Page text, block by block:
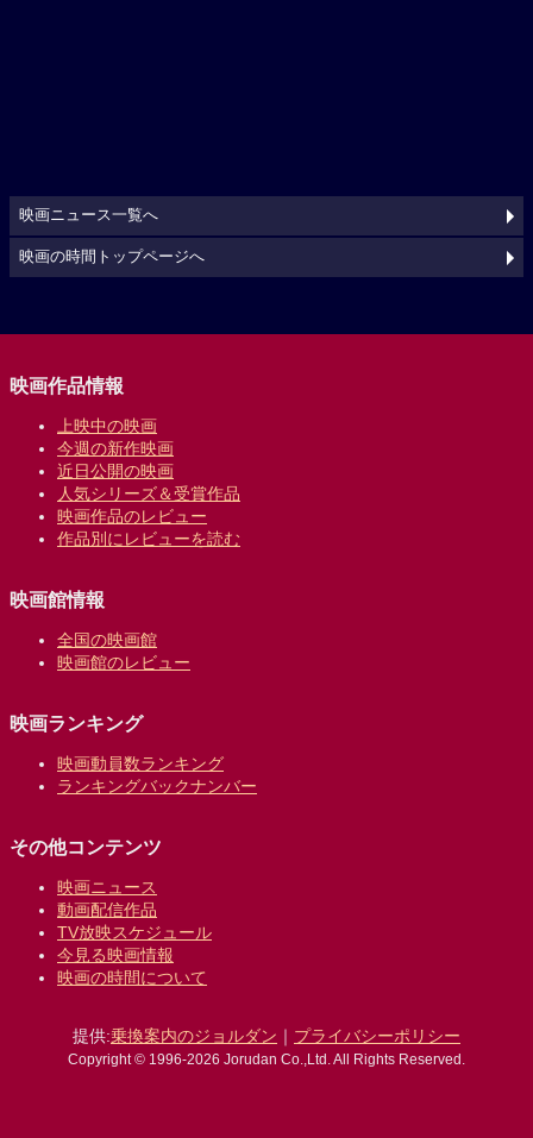
映画ニュース一覧へ
映画の時間トップページへ
映画作品情報
上映中の映画
今週の新作映画
近日公開の映画
人気シリーズ＆受賞作品
映画作品のレビュー
作品別にレビューを読む
映画館情報
全国の映画館
映画館のレビュー
映画ランキング
映画動員数ランキング
ランキングバックナンバー
その他コンテンツ
映画ニュース
動画配信作品
TV放映スケジュール
今見る映画情報
映画の時間について
提供:乗換案内のジョルダン ｜ プライバシーポリシー
Copyright © 1996-2026 Jorudan Co.,Ltd. All Rights Reserved.